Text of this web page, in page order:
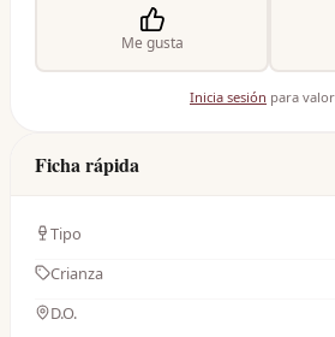
Me gusta
Inicia sesión para
Ficha rápida
Tipo
Crianza
D.O.